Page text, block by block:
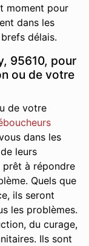
moment pour
dans les
délais.
95610, pour
ou de votre
de votre
dans les
leurs
prêt à répondre
Quels que
ils seront
les problèmes.
du curage,
Ils sont